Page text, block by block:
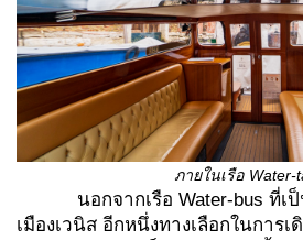
ภายในเรือ Water-
นอกจากเรือ Water-bus ที่เ
เมืองเวนิส อีกหนึ่งทางเลือกในการ